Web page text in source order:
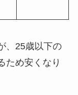
、25歳以下の
ため安くなり